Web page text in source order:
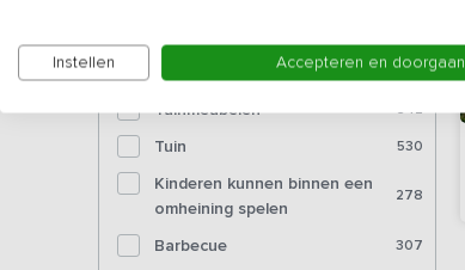
Voorzieningen (buiten)
Tuinmeubelen
Tuin 530
Kinderen kunnen binnen een
omheining spelen
278
Barbecue 307
Instellen Accepteren en doorgaan